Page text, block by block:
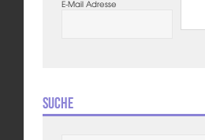
E-Mail Adresse
Suche